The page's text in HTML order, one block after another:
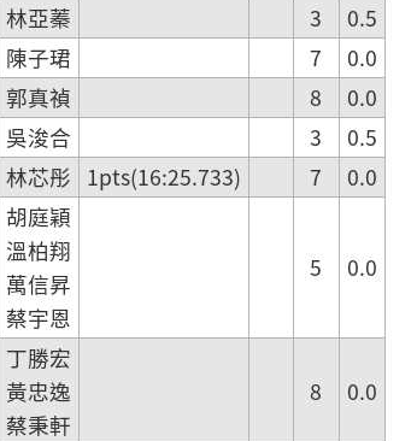
林亞蓁 3
0.5
陳子珺 7
0.0
郭真禎 8
0.0
吳浚合 3
0.5
林芯彤 1pts(16:25.733) 7 0.0
胡庭穎
溫柏翔
萬信昇
蔡宇恩
5 0.0
丁勝宏
黃忠逸
蔡秉軒
8 0.0